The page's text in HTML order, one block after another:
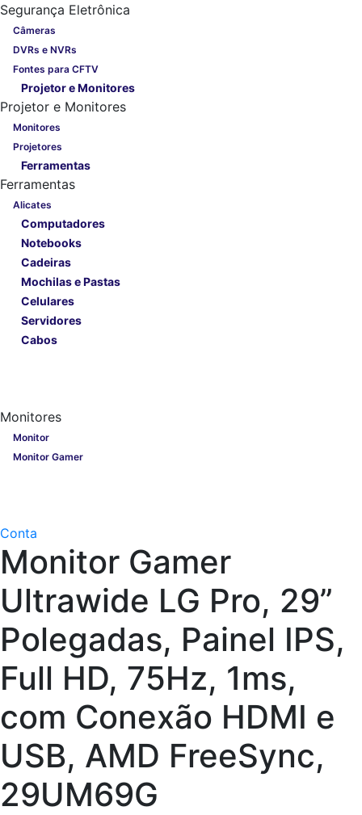
Segurança Eletrônica
Câmeras
DVRs e NVRs
Fontes para CFTV
Projetor e Monitores
Projetor e Monitores
Monitores
Projetores
Ferramentas
Ferramentas
Alicates
Computadores
Notebooks
Cadeiras
Mochilas e Pastas
Celulares
Servidores
Cabos
Monitores
Monitor
Monitor Gamer
Conta
Monitor Gamer
Ultrawide LG Pro, 29”
Polegadas, Painel IPS,
Full HD, 75Hz, 1ms,
com Conexão HDMI e
USB, AMD FreeSync,
29UM69G